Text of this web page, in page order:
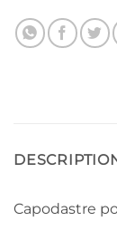
Capodastre